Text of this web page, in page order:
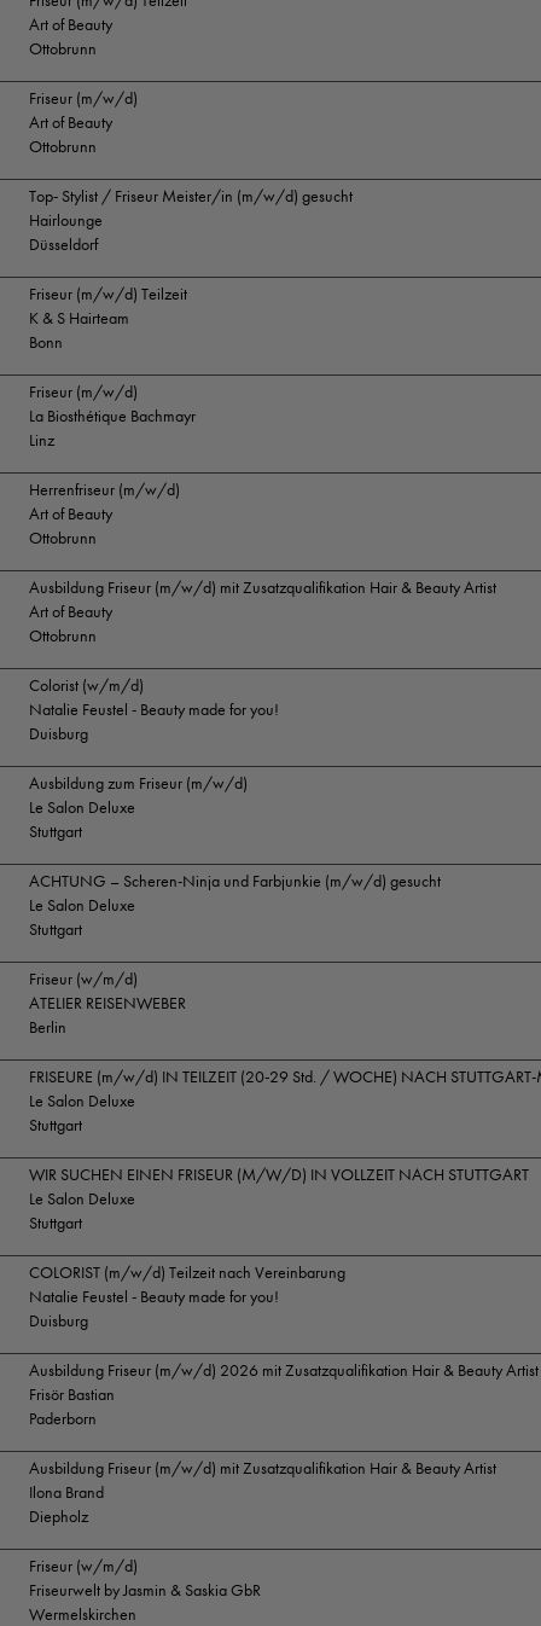
Art of Beauty
Ottobrunn
Friseur (m/w/d)
Art of Beauty
Ottobrunn
Top- Stylist / Friseur Meister/in (m/w/d) gesucht
Hairlounge
Düsseldorf
Friseur (m/w/d) Teilzeit
K & S Hairteam
Bonn
Friseur (m/w/d)
La Biosthétique Bachmayr
Linz
Herrenfriseur (m/w/d)
Art of Beauty
Ottobrunn
Ausbildung Friseur (m/w/d) mit Zusatzqualifikation Hair & Beauty Artist
Art of Beauty
Ottobrunn
Colorist (w/m/d)
Natalie Feustel - Beauty made for you!
Duisburg
Ausbildung zum Friseur (m/w/d)
Le Salon Deluxe
Stuttgart
ACHTUNG – Scheren-Ninja und Farbjunkie (m/w/d) gesucht
Le Salon Deluxe
Stuttgart
Friseur (w/m/d)
ATELIER REISENWEBER
Berlin
FRISEURE (m/w/d) IN TEILZEIT (20-29 Std. / WOCHE) NACH STUTTGART-
Le Salon Deluxe
Stuttgart
WIR SUCHEN EINEN FRISEUR (M/W/D) IN VOLLZEIT NACH STUTTGART
Le Salon Deluxe
Stuttgart
COLORIST (m/w/d) Teilzeit nach Vereinbarung
Natalie Feustel - Beauty made for you!
Duisburg
Ausbildung Friseur (m/w/d) 2026 mit Zusatzqualifikation Hair & Beauty Artist
Frisör Bastian
Paderborn
Ausbildung Friseur (m/w/d) mit Zusatzqualifikation Hair & Beauty Artist
Ilona Brand
Diepholz
Friseur (w/m/d)
Friseurwelt by Jasmin & Saskia GbR
Wermelskirchen